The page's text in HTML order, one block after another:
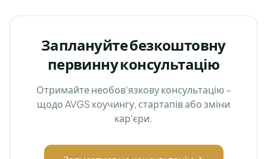
Заплануйте безкоштовну
первинну консультацію
Отримайте необов'язкову консультацію –
щодо AVGS коучингу, стартапів або зміни
кар'єри.